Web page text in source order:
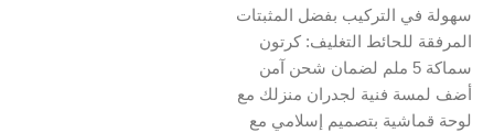
سهولة في التركيب بفضل المثبتات
المرفقة للحائط التغليف: كرتون
سماكة 5 ملم لضمان شحن آمن
أضف لمسة فنية لجدران منزلك مع
لوحة قماشية بتصميم إسلامي مع